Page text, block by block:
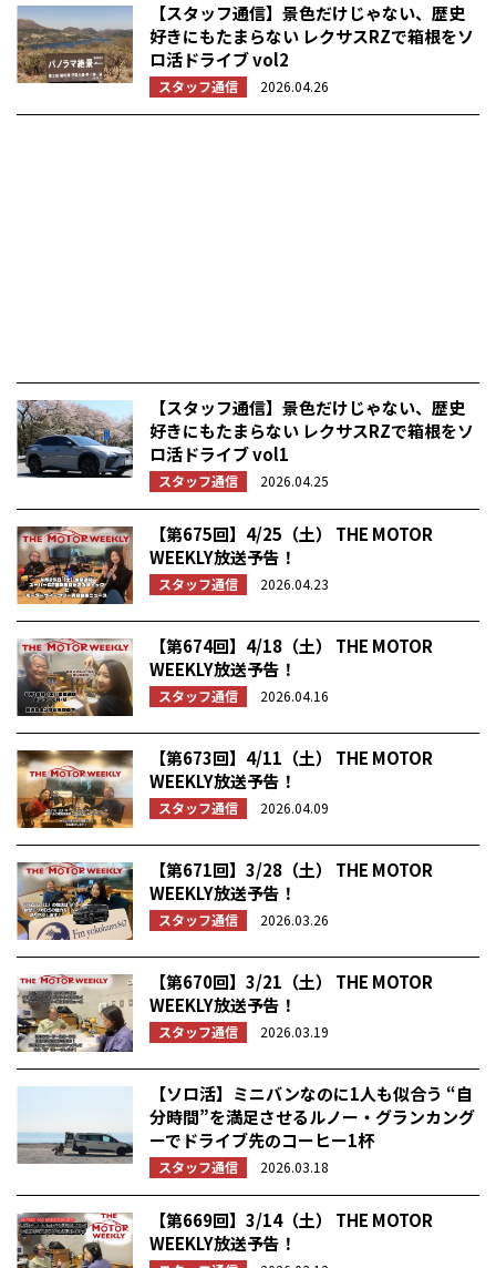
【スタッフ通信】景色だけじゃない、歴史
好きにもたまらない レクサスRZで箱根をソ
ロ活ドライブ vol2
スタッフ通信 2026.04.26
【スタッフ通信】景色だけじゃない、歴史
好きにもたまらない レクサスRZで箱根をソ
ロ活ドライブ vol1
スタッフ通信 2026.04.25
【第675回】4/25（土） THE MOTOR
WEEKLY放送予告！
スタッフ通信 2026.04.23
【第674回】4/18（土） THE MOTOR
WEEKLY放送予告！
スタッフ通信 2026.04.16
【第673回】4/11（土） THE MOTOR
WEEKLY放送予告！
スタッフ通信 2026.04.09
【第671回】3/28（土） THE MOTOR
WEEKLY放送予告！
スタッフ通信 2026.03.26
【第670回】3/21（土） THE MOTOR
WEEKLY放送予告！
スタッフ通信 2026.03.19
【ソロ活】ミニバンなのに1人も似合う “自
分時間”を満足させるルノー・グランカング
ーでドライブ先のコーヒー1杯
スタッフ通信 2026.03.18
【第669回】3/14（土） THE MOTOR
WEEKLY放送予告！